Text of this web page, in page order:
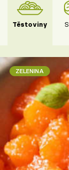
Těstoviny
ZELENINA